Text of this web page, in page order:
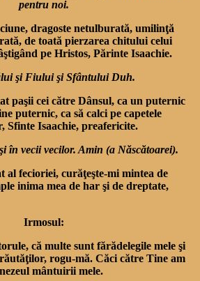
pentru noi.
dragoste netulburată, umilinţă
de toată pierzarea chitului celui
pe Hristos, Părinte Isaachie.
şi Fiului şi Sfântului Duh.
paşii cei către Dânsul, ca un puternic
puternic, ca să calci pe capetele
Sfinte Isaachie, preafericite.
în vecii vecilor. Amin (a Născătoarei).
al fecioriei, curăţeşte-mi mintea de
inima mea de har şi de dreptate,
Irmosul:
că multe sunt fărădelegile mele şi
rogu-mă. Căci către Tine am
mântuirii mele.